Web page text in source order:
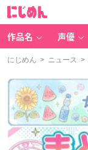
作品名 声優
にじめん > ニュース >